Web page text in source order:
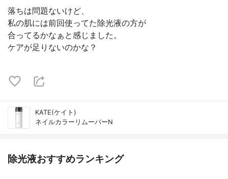
落ちは問題ないけど、
私の肌には前回使ってた除光液の方が
合ってるかなぁと感じました。
ケアが足りないのかな？
KATE(ケイト)
ネイルカラーリムーバーN
除光液おすすめランキング